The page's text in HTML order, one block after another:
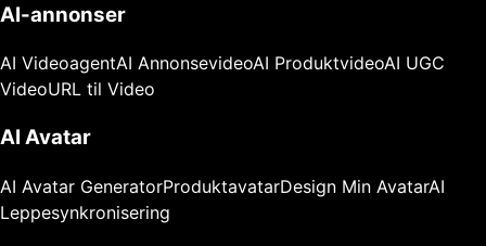
AI-annonser
AI VideoagentAI AnnonsevideoAI ProduktvideoAI UGC
VideoURL til Video
AI Avatar
AI Avatar GeneratorProduktavatarDesign Min AvatarAI
Leppesynkronisering